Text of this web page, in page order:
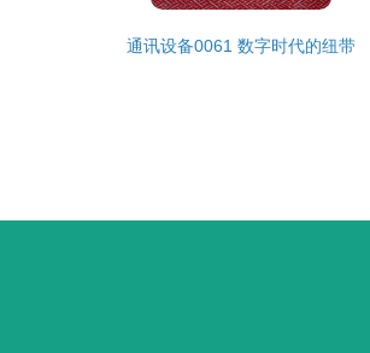
通讯设备0061 数字时代的纽带